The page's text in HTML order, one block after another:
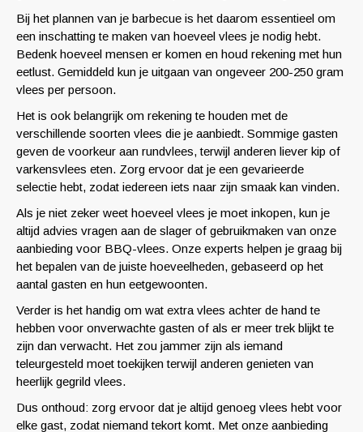
Bij het plannen van je barbecue is het daarom essentieel om
een inschatting te maken van hoeveel vlees je nodig hebt.
Bedenk hoeveel mensen er komen en houd rekening met hun
eetlust. Gemiddeld kun je uitgaan van ongeveer 200-250 gram
vlees per persoon.
Het is ook belangrijk om rekening te houden met de
verschillende soorten vlees die je aanbiedt. Sommige gasten
geven de voorkeur aan rundvlees, terwijl anderen liever kip of
varkensvlees eten. Zorg ervoor dat je een gevarieerde
selectie hebt, zodat iedereen iets naar zijn smaak kan vinden.
Als je niet zeker weet hoeveel vlees je moet inkopen, kun je
altijd advies vragen aan de slager of gebruikmaken van onze
aanbieding voor BBQ-vlees. Onze experts helpen je graag bij
het bepalen van de juiste hoeveelheden, gebaseerd op het
aantal gasten en hun eetgewoonten.
Verder is het handig om wat extra vlees achter de hand te
hebben voor onverwachte gasten of als er meer trek blijkt te
zijn dan verwacht. Het zou jammer zijn als iemand
teleurgesteld moet toekijken terwijl anderen genieten van
heerlijk gegrild vlees.
Dus onthoud: zorg ervoor dat je altijd genoeg vlees hebt voor
elke gast, zodat niemand tekort komt. Met onze aanbieding